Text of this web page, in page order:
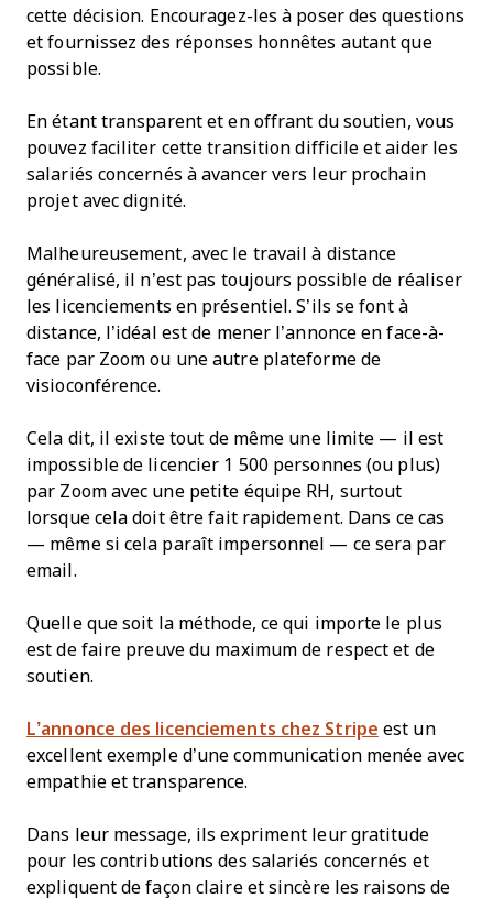
cette décision. Encouragez-les à poser des questions
et fournissez des réponses honnêtes autant que
possible.
En étant transparent et en offrant du soutien, vous
pouvez faciliter cette transition difficile et aider les
salariés concernés à avancer vers leur prochain
projet avec dignité.
Malheureusement, avec le travail à distance
généralisé, il n’est pas toujours possible de réaliser
les licenciements en présentiel. S’ils se font à
distance, l’idéal est de mener l’annonce en face-à-
face par Zoom ou une autre plateforme de
visioconférence.
Cela dit, il existe tout de même une limite — il est
impossible de licencier 1 500 personnes (ou plus)
par Zoom avec une petite équipe RH, surtout
lorsque cela doit être fait rapidement. Dans ce cas
— même si cela paraît impersonnel — ce sera par
email.
Quelle que soit la méthode, ce qui importe le plus
est de faire preuve du maximum de respect et de
soutien.
L’annonce des licenciements chez Stripe est un
excellent exemple d’une communication menée avec
empathie et transparence.
Dans leur message, ils expriment leur gratitude
pour les contributions des salariés concernés et
expliquent de façon claire et sincère les raisons de